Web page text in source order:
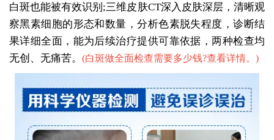
白斑也能被有效识别;三维皮肤CT深入皮肤深层，清晰观
察黑素细胞的形态和数量，分析色素脱失程度，诊断结
果详细全面，能为后续治疗提供可靠依据，两种检查均
无创、无痛苦。 (白斑做全面检查需要多少钱?查看详情。 )